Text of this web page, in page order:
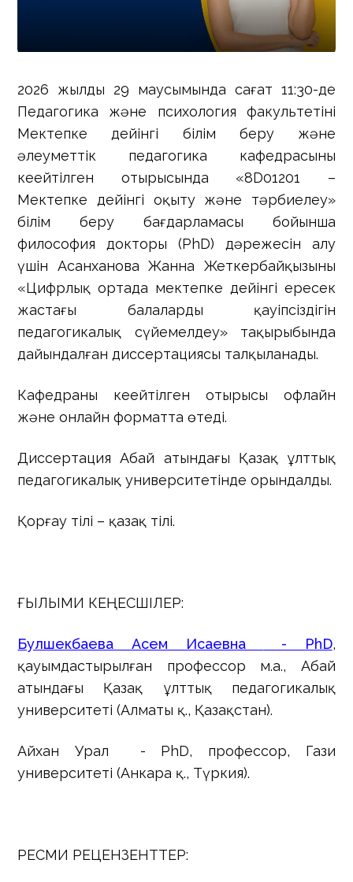
2026 жылдың 29 маусымында сағат 11:30-де
Педагогика және психология факультетінің
Мектепке дейінгі білім беру және
әлеуметтік педагогика кафедрасының
кеңейтілген отырысында «8D01201 –
Мектепке дейінгі оқыту және тәрбиелеу»
білім беру бағдарламасы бойынша
философия докторы (РhD) дәрежесін алу
үшін Асанханова Жанна Жеткербайқызының
«Цифрлық ортада мектепке дейінгі ересек
жастағы балалардың қауіпсіздігін
педагогикалық сүйемелдеу» тақырыбында
дайындалған диссертациясы талқыланады.
Кафедраның кеңейтілген отырысы офлайн
және онлайн форматта өтеді.
Диссертация Абай атындағы Қазақ ұлттық
педагогикалық университетінде орындалды.
Қорғау тілі – қазақ тілі.
ҒЫЛЫМИ КЕҢЕСШІЛЕР:
Булшекбаева Асем Исаевна - PhD,
қауымдастырылған профессор м.а., Абай
атындағы Қазақ ұлттық педагогикалық
университеті (Алматы қ., Қазақстан).
Айхан Урал - PhD, профессор, Гази
университеті (Анкара қ., Түркия).
РЕСМИ РЕЦЕНЗЕНТТЕР: